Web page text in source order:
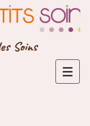
Soins